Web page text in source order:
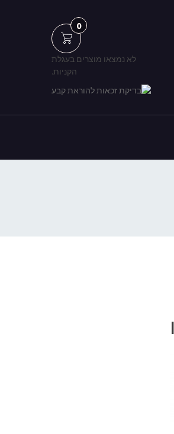
0
לא נמצאו מוצרים בעגלת
הקניות.